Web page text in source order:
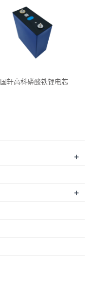
国轩高科磷酸铁锂电芯
+
+